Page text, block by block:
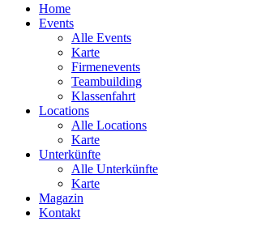
Home
Events
Alle Events
Karte
Firmenevents
Teambuilding
Klassenfahrt
Locations
Alle Locations
Karte
Unterkünfte
Alle Unterkünfte
Karte
Magazin
Kontakt